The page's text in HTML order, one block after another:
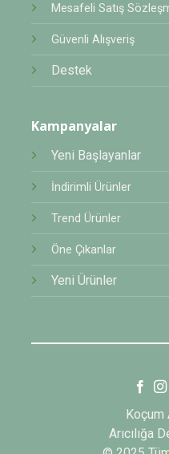
Mesafeli Satış
Güvenli Alışveriş
Destek
Kampanyalar
Yeni Başlayanlar
İndirimli Ürünler
Trend Ürünler
Öne Çıkanlar
Yeni Ürünler
Koçum
Arıcılığa